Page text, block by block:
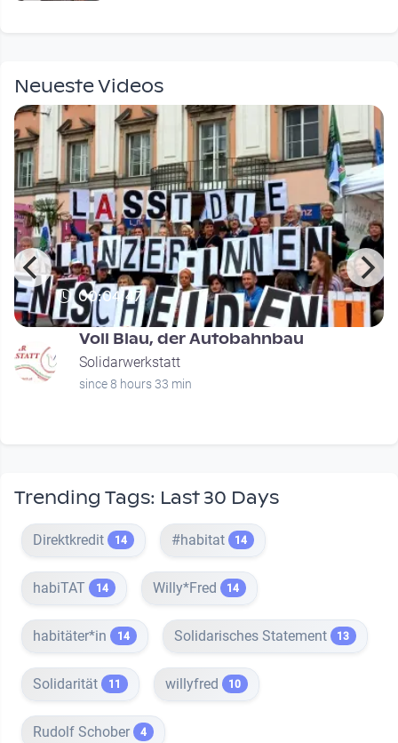
Neueste Videos
00:04:47
Voll Blau, der Autobahnbau
Solidarwerkstatt
since 8 hours 33 min
Trending Tags: Last 30 Days
Direktkredit 14 #habitat 14
habiTAT 14 Willy*Fred 14
habitäter*in 14 Solidarisches Statement 13
Solidarität 11 willyfred 10
Rudolf Schober 4